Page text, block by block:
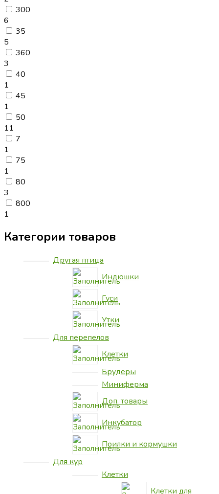
300
6
35
5
360
3
40
1
45
1
50
11
7
1
75
1
80
3
800
1
Категории товаров
Другая птица
Индюшки
Гуси
Утки
Для перепелов
Клетки
Брудеры
Миниферма
Доп. товары
Инкубатор
Поилки и кормушки
Для кур
Клетки
Клетки для